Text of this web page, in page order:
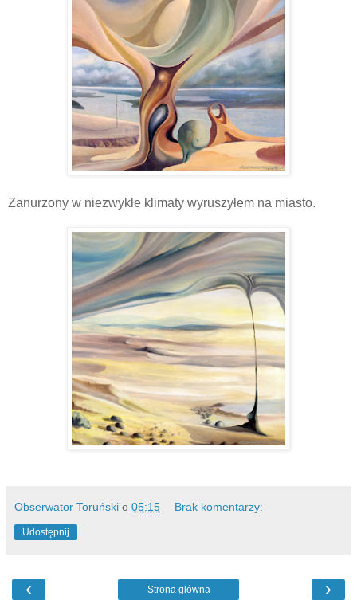
Zanurzony w niezwykłe klimaty wyruszyłem na miasto.
Obserwator Toruński o 05:15 Brak komentarzy:
Udostępnij
‹ ›
Strona główna